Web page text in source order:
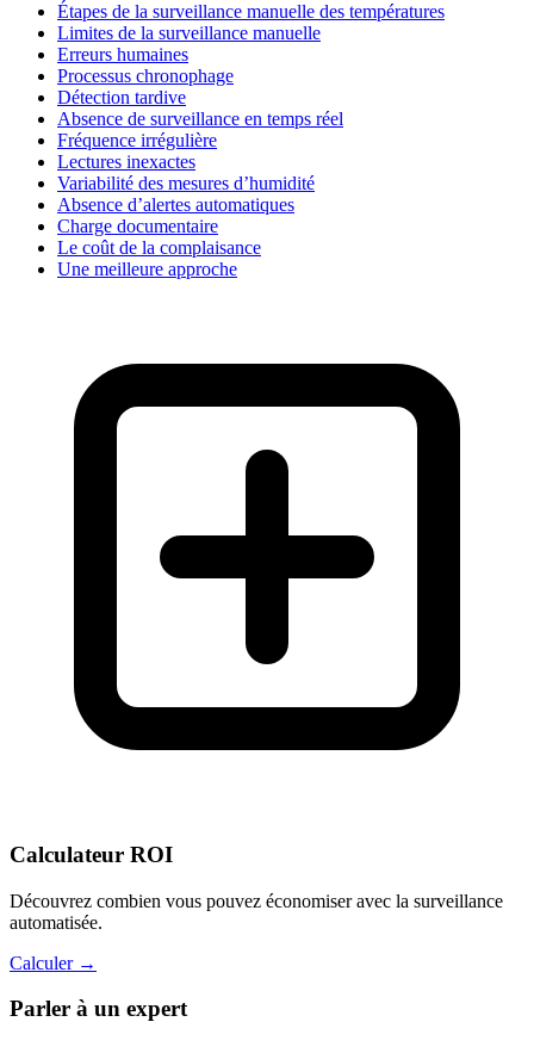
Étapes de la surveillance manuelle des températures
Limites de la surveillance manuelle
Erreurs humaines
Processus chronophage
Détection tardive
Absence de surveillance en temps réel
Fréquence irrégulière
Lectures inexactes
Variabilité des mesures d’humidité
Absence d’alertes automatiques
Charge documentaire
Le coût de la complaisance
Une meilleure approche
Calculateur ROI
Découvrez combien vous pouvez économiser avec la surveillance
automatisée.
Calculer →
Parler à un expert